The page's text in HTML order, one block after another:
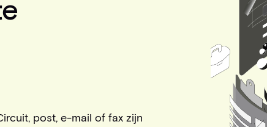
post, e-mail of fax zijn